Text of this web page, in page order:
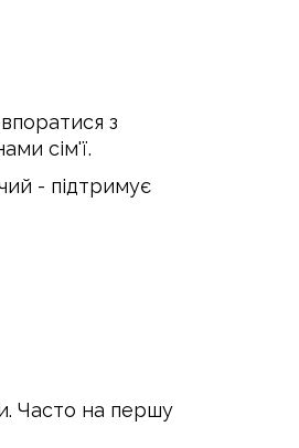
з
сім'ї.
- підтримує
Часто на першу